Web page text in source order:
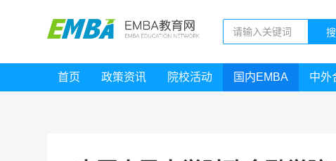
首页 政策资讯 院校活动 国内EMBA 中外